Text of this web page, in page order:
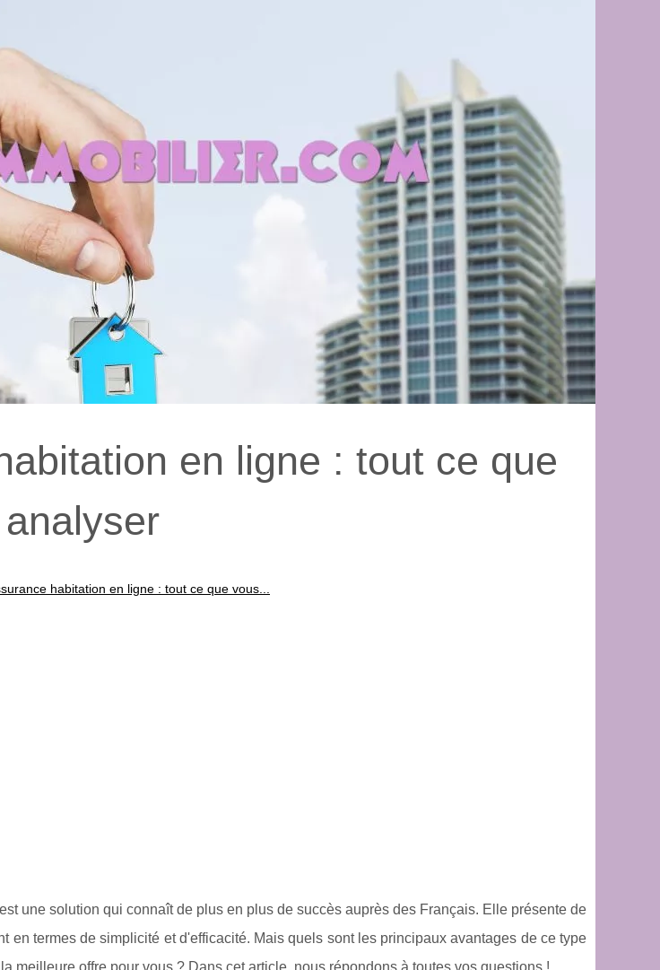
en ligne : tout ce que
habitation en ligne : tout ce que vous...
est une solution qui connaît de plus en plus de succès auprès des Français. Elle présente de
en termes de simplicité et d'efficacité. Mais quels sont les principaux avantages de ce type
meilleure offre pour vous ? Dans cet article, nous répondons à toutes vos questions !